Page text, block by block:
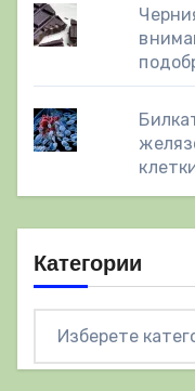
Категории